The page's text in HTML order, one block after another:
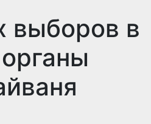
выборов в